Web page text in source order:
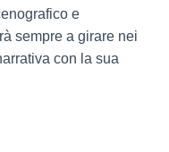
e
sempre a girare nei
con la sua